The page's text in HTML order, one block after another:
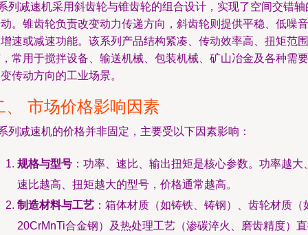
列减速机采用斜齿轮与锥齿轮的组合设计，实现了空间交错轴
。锥齿轮负责改变动力传递方向，斜齿轮则提供平稳、低噪音
速或减速功能。该系列产品结构紧凑、传动效率高、扭矩范围
常用于搅拌设备、输送机械、包装机械、矿山冶金及各种需要
传动方向的工业场景。
、 市场价格影响因素
列减速机的价格并非固定，主要受以下因素影响：
规格与型号 ：功率、速比、输出扭矩是核心参数。功率越大
速比越高、扭矩越大的型号，价格通常越高。
制造材料与工艺 ：箱体材质（如铸铁、铸钢）、齿轮材质（
20CrMnTi合金钢）及热处理工艺（渗碳淬火、磨齿精度）